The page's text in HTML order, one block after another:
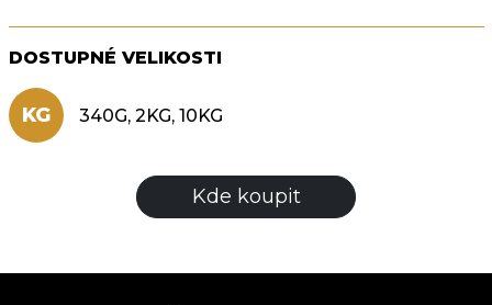
DOSTUPNÉ VELIKOSTI
KG 340G, 2KG, 10KG
Kde koupit